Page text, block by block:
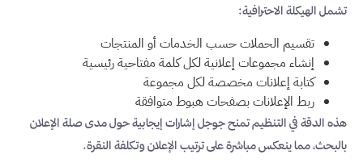
تشمل الهيكلة الاحترافية:
تقسيم الحملات حسب الخدمات أو المنتجات
إنشاء مجموعات إعلانية لكل كلمة مفتاحية رئيسية
كتابة إعلانات مخصصة لكل مجموعة
ربط الإعلانات بصفحات هبوط متوافقة
هذه الدقة في التنظيم تمنح جوجل إشارات إيجابية حول مدى صلة الإعلان
بالبحث، مما ينعكس مباشرة على ترتيب الإعلان وتكلفة النقرة.